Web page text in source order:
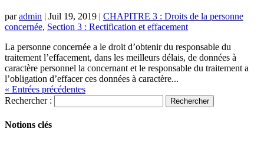
paradmin | Juil 19, 2019 | CHAPITRE 3 : Droits de la personne
concernée, Section 3 : Rectification et effacement
La personne concernée a le droit d’obtenir du responsable du
traitement l’effacement, dans les meilleurs délais, de données à
caractère personnel la concernant et le responsable du traitement a
l’obligation d’effacer ces données à caractère...
« Entrées précédentes
Rechercher :
Notions clés